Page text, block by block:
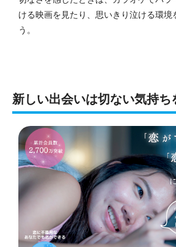
ける映画を見たり、思いきり泣ける環境
う。
新しい出会いは切ない気持ち